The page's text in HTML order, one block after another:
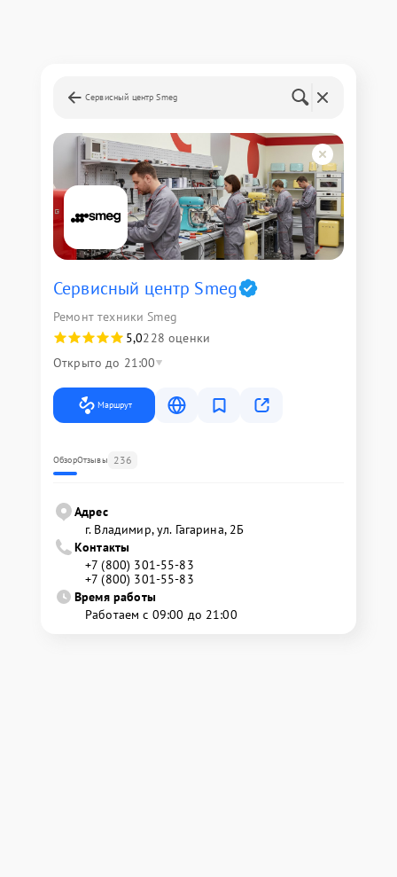
Сервисный центр Smeg
Сервисный центр Smeg
Ремонт техники Smeg
5,0228 оценки
Открыто до 21:00
Маршрут
ОбзорОтзывы 236
Адрес
г. Владимир, ул. Гагарина, 2Б
Контакты
+7 (800) 301-55-83
+7 (800) 301-55-83
Время работы
Работаем с 09:00 до 21:00